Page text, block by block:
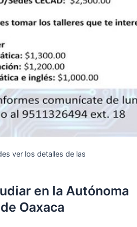
ver los detalles de las
en la Autónoma
Oaxaca